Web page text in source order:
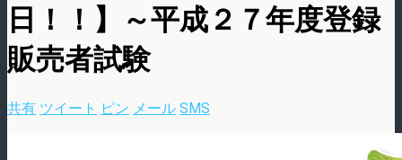
日！！】～平成２７年度登録
販売者試験
共有 ツイート ピン メール SMS